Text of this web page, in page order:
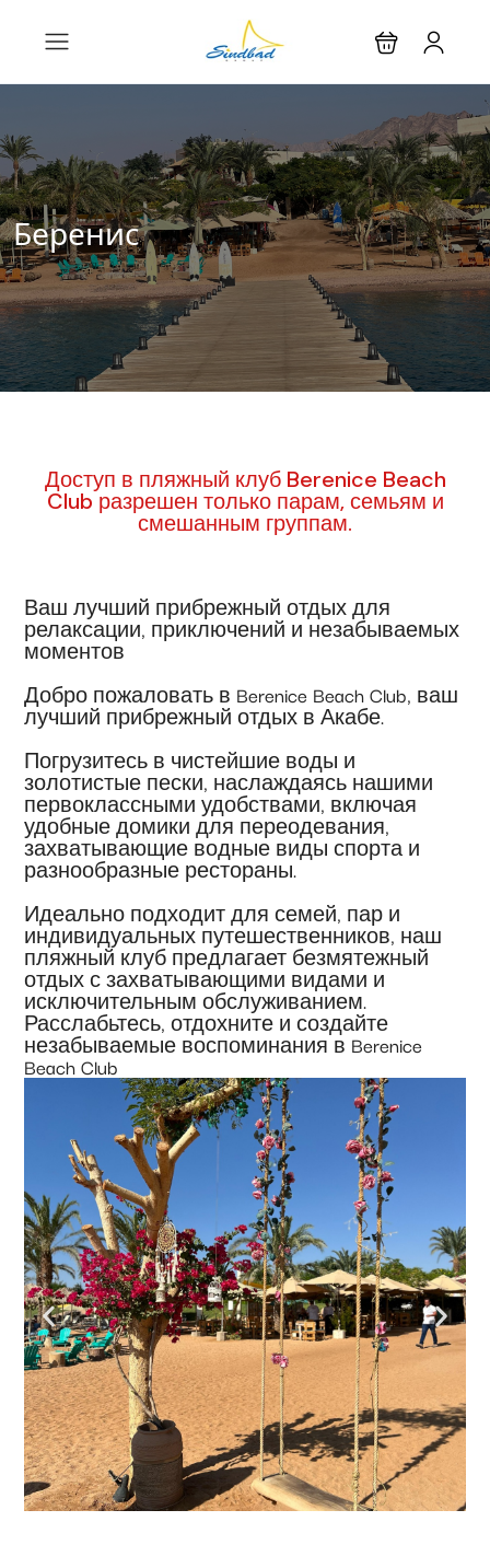
Беренис
Доступ в пляжный клуб Berenice Beach
Club разрешен только парам, семьям и
смешанным группам.
Ваш лучший прибрежный отдых для
релаксации, приключений и незабываемых
моментов
Добро пожаловать в Berenice Beach Club, ваш
лучший прибрежный отдых в Акабе.
Погрузитесь в чистейшие воды и
золотистые пески, наслаждаясь нашими
первоклассными удобствами, включая
удобные домики для переодевания,
захватывающие водные виды спорта и
разнообразные рестораны.
Идеально подходит для семей, пар и
индивидуальных путешественников, наш
пляжный клуб предлагает безмятежный
отдых с захватывающими видами и
исключительным обслуживанием.
Расслабьтесь, отдохните и создайте
незабываемые воспоминания в Berenice
Beach Club